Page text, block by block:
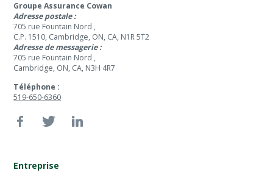
Groupe Assurance Cowan
Adresse postale :
705 rue Fountain Nord ,
C.P. 1510, Cambridge, ON, CA, N1R 5T2
Adresse de messagerie :
705 rue Fountain Nord ,
Cambridge, ON, CA, N3H 4R7
Téléphone :
519-650-6360
Entreprise